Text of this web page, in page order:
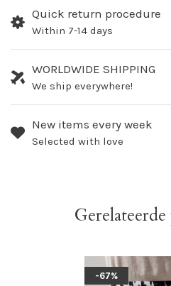
Quick return procedure
Within 7-14 days
WORLDWIDE SHIPPING
We ship everywhere!
New items every week
Selected with love
-67%